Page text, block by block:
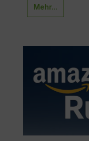
Mehr...